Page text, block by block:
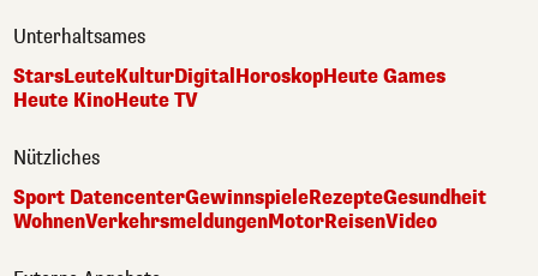
Unterhaltsames
StarsLeuteKulturDigital HoroskopHeute Games
Heute KinoHeute TV
Nützliches
Sport DatencenterGewinnspieleRezepteGesundheit
WohnenVerkehrsmeldungenMotorReisenVideo